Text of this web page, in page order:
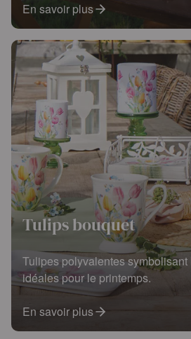
En savoir plus
Tulips bouquet
Tulipes polyvalentes
idéales pour le printemps.
En savoir plus